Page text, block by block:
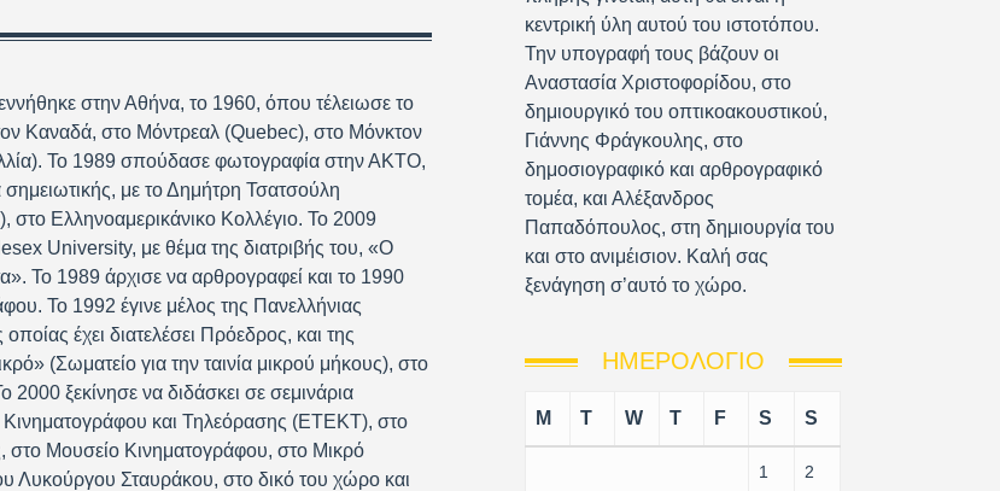
στην Αθήνα, το 1960, όπου τέλειωσε το
Καναδά, στο Μόντρεαλ (Quebec), στο Μόνκτον
Το 1989 σπούδασε φωτογραφία στην ΑΚΤΟ,
με το Δημήτρη Τσατσούλη
στο Ελληνοαμερικάνικο Κολλέγιο. Το 2009
University, με θέμα της διατριβής του, «Ο
Το 1989 άρχισε να αρθρογραφεί και το 1990
Το 1992 έγινε μέλος της Πανελλήνιας
έχει διατελέσει Πρόεδρος, και της
(Σωματείο για την ταινία μικρού μήκους), στο
ξεκίνησε να διδάσκει σε σεμινάρια
και Τηλεόρασης (ΕΤΕΚΤ), στο
στο Μουσείο Κινηματογράφου, στο Μικρό
Λυκούργου Σταυράκου, στο δικό του χώρο και
κεντρική ύλη αυτού του ιστοτόπου.
Την υπογραφή τους βάζουν οι
Αναστασία Χριστοφορίδου, στο
δημιουργικό του οπτικοακουστικού,
Γιάννης Φράγκουλης, στο
δημοσιογραφικό και αρθρογραφικό
τομέα, και Αλέξανδρος
Παπαδόπουλος, στη δημιουργία του
και στο ανιμέισιον. Καλή σας
ξενάγηση σ’αυτό το χώρο.
ΗΜΕΡΟΛΌΓΙΟ
M T W T F S S
1 2